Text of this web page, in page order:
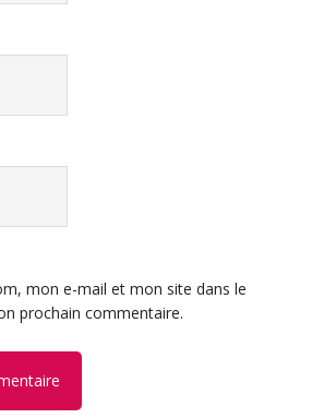
mon e-mail et mon site dans le
prochain commentaire.